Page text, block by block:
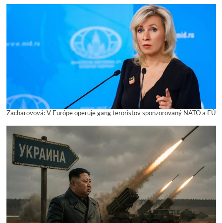
Zacharovová: V Európe operuje gang teroristov sponzorovaný NATO a EÚ